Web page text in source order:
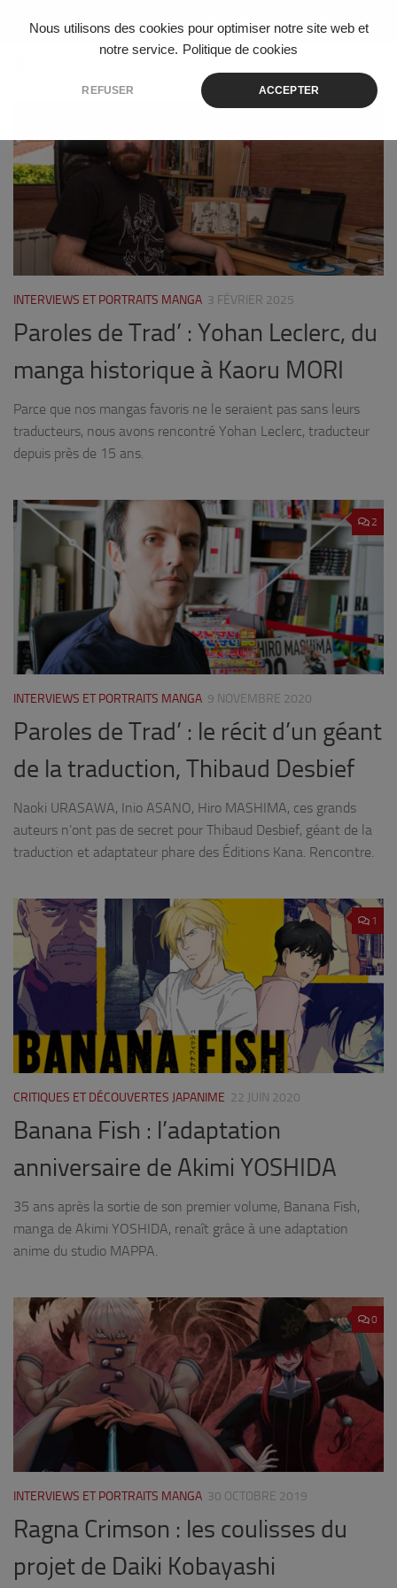
Nous utilisons des cookies pour optimiser notre site web et
notre service. Politique de cookies
REFUSER ACCEPTER
Skip to content
INTERVIEWS ET PORTRAITS MANGA 3 FÉVRIER 2025
Paroles de Trad’ : Yohan Leclerc, du
manga historique à Kaoru MORI
Parce que nos mangas favoris ne le seraient pas sans leurs
traducteurs, nous avons rencontré Yohan Leclerc, traducteur
depuis près de 15 ans.
2
INTERVIEWS ET PORTRAITS MANGA 9 NOVEMBRE 2020
Paroles de Trad’ : le récit d’un géant
de la traduction, Thibaud Desbief
Naoki URASAWA, Inio ASANO, Hiro MASHIMA, ces grands
auteurs n’ont pas de secret pour Thibaud Desbief, géant de la
traduction et adaptateur phare des Éditions Kana. Rencontre.
1
CRITIQUES ET DÉCOUVERTES JAPANIME 22 JUIN 2020
Banana Fish : l’adaptation
anniversaire de Akimi YOSHIDA
35 ans après la sortie de son premier volume, Banana Fish,
manga de Akimi YOSHIDA, renaît grâce à une adaptation
anime du studio MAPPA.
0
INTERVIEWS ET PORTRAITS MANGA 30 OCTOBRE 2019
Ragna Crimson : les coulisses du
projet de Daiki Kobayashi